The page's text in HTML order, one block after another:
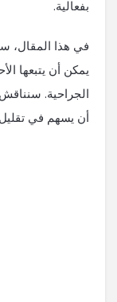
بفعالية.
في هذا المقال،
يمكن أن يتبعها
الجراحية.
أن يسهم في